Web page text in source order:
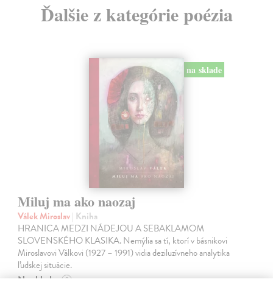
Ďalšie z kategórie poézia
na sklade
Miluj ma ako naozaj
Válek Miroslav| Kniha
HRANICA MEDZI NÁDEJOU A SEBAKLAMOM
SLOVENSKÉHO KLASIKA. Nemýlia sa tí, ktorí v básnikovi
Miroslavovi Válkovi (1927 – 1991) vidia deziluzívneho analytika
ľudskej situácie.
Na sklade ?